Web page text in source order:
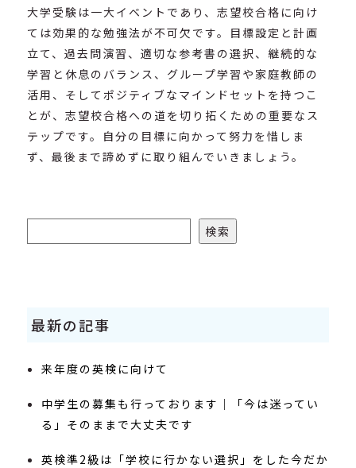
大学受験は一大イベントであり、志望校合格に向け
ては効果的な勉強法が不可欠です。目標設定と計画
立て、過去問演習、適切な参考書の選択、継続的な
学習と休息のバランス、グループ学習や家庭教師の
活用、そしてポジティブなマインドセットを持つこ
とが、志望校合格への道を切り拓くための重要なス
テップです。自分の目標に向かって努力を惜しま
ず、最後まで諦めずに取り組んでいきましょう。
検索
最新の記事
来年度の英検に向けて
中学生の募集も行っております｜「今は迷ってい
る」そのままで大丈夫です
英検準2級は「学校に行かない選択」をした今だか